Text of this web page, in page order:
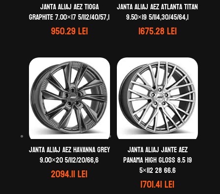
Janta aliaj AEZ Tioga
graphite 7.00×17 5/112/40/57,1
950.29lei
Janta aliaj AEZ Atlanta titan
9.50×19 5/114,30/45/64,1
1675.28lei
Janta aliaj AEZ Havanna grey
9.00×20 5/112/20/66,6
2094.11lei
Janta aliaj Jante AEZ
Panama high gloss 8.5 19
5×112 28 66.6
1701.41lei